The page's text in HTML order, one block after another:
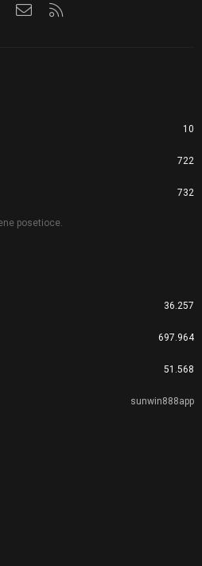
FacebookKontaktirajte nas
10
722
732
posetioce.
36.257
697.964
51.568
sunwin888app